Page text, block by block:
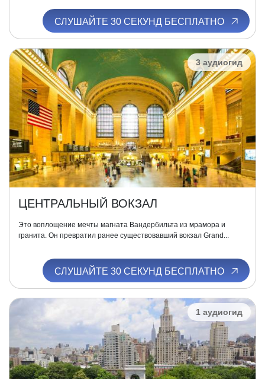
СЛУШАЙТЕ 30 СЕКУНД БЕСПЛАТНО
3 аудиогид
ЦЕНТРАЛЬНЫЙ ВОКЗАЛ
Это воплощение мечты магната Вандербильта из мрамора и
гранита. Он превратил ранее существовавший вокзал Grand...
СЛУШАЙТЕ 30 СЕКУНД БЕСПЛАТНО
1 аудиогид